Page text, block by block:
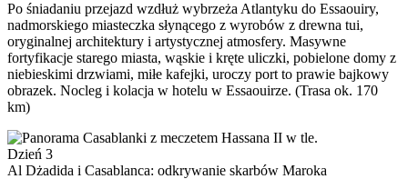
Po śniadaniu przejazd wzdłuż wybrzeża Atlantyku do Essaouiry,
nadmorskiego miasteczka słynącego z wyrobów z drewna tui,
oryginalnej architektury i artystycznej atmosfery. Masywne
fortyfikacje starego miasta, wąskie i kręte uliczki, pobielone domy z
niebieskimi drzwiami, miłe kafejki, uroczy port to prawie bajkowy
obrazek. Nocleg i kolacja w hotelu w Essaouirze. (Trasa ok. 170
km)
Dzień 3
Al Dżadida i Casablanca: odkrywanie skarbów Maroka